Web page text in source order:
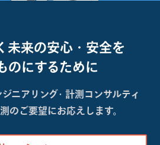
未来の安心・安全を
のにするために
ニアリング・計測コンサルティ
のご要望にお応えします。